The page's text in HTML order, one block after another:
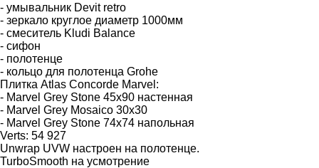
- умывальник Devit retro
- зеркало круглое диаметр 1000мм
- смеситель Kludi Balance
- сифон
- полотенце
- кольцо для полотенца Grohe
Плитка Atlas Concorde Marvel:
- Marvel Grey Stone 45x90 настенная
- Marvel Grey Mosaico 30х30
- Marvel Grey Stone 74х74 напольная
Verts: 54 927
Unwrap UVW настроен на полотенце.
TurboSmooth на усмотрение